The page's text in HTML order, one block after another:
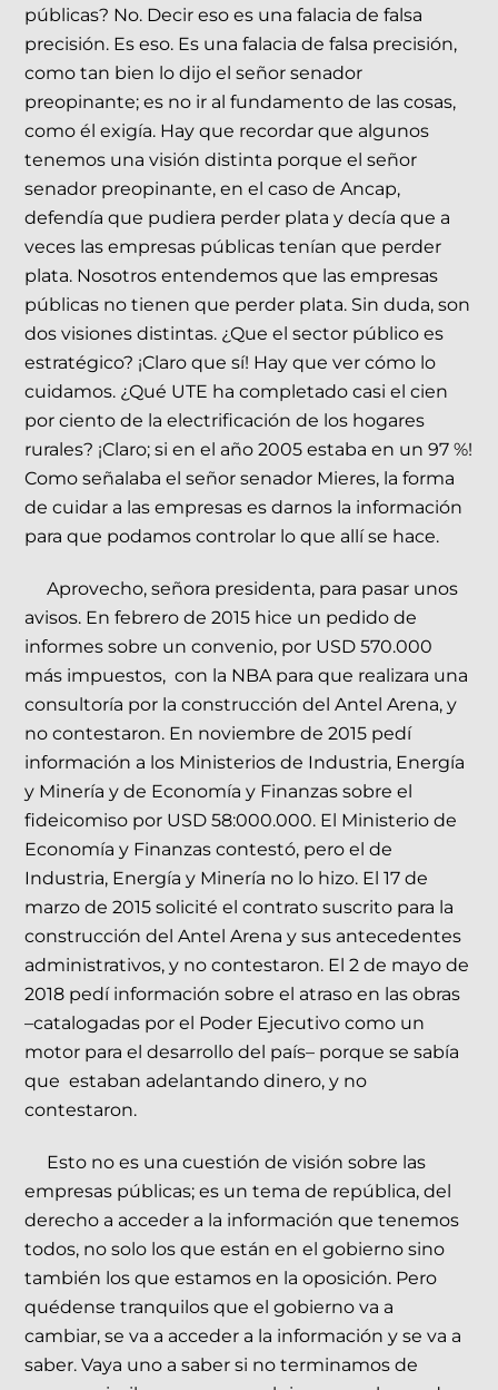
públicas? No. Decir eso es una falacia de falsa
precisión. Es eso. Es una falacia de falsa precisión,
como tan bien lo dijo el señor senador
preopinante; es no ir al fundamento de las cosas,
como él exigía. Hay que recordar que algunos
tenemos una visión distinta porque el señor
senador preopinante, en el caso de Ancap,
defendía que pudiera perder plata y decía que a
veces las empresas públicas tenían que perder
plata. Nosotros entendemos que las empresas
públicas no tienen que perder plata. Sin duda, son
dos visiones distintas. ¿Que el sector público es
estratégico? ¡Claro que sí! Hay que ver cómo lo
cuidamos. ¿Qué UTE ha completado casi el cien
por ciento de la electrificación de los hogares
rurales? ¡Claro; si en el año 2005 estaba en un 97 %!
Como señalaba el señor senador Mieres, la forma
de cuidar a las empresas es darnos la información
para que podamos controlar lo que allí se hace.
Aprovecho, señora presidenta, para pasar unos
avisos. En febrero de 2015 hice un pedido de
informes sobre un convenio, por USD 570.000
más impuestos, con la NBA para que realizara una
consultoría por la construcción del Antel Arena, y
no contestaron. En noviembre de 2015 pedí
información a los Ministerios de Industria, Energía
y Minería y de Economía y Finanzas sobre el
fideicomiso por USD 58:000.000. El Ministerio de
Economía y Finanzas contestó, pero el de
Industria, Energía y Minería no lo hizo. El 17 de
marzo de 2015 solicité el contrato suscrito para la
construcción del Antel Arena y sus antecedentes
administrativos, y no contestaron. El 2 de mayo de
2018 pedí información sobre el atraso en las obras
–catalogadas por el Poder Ejecutivo como un
motor para el desarrollo del país– porque se sabía
que estaban adelantando dinero, y no
contestaron.
Esto no es una cuestión de visión sobre las
empresas públicas; es un tema de república, del
derecho a acceder a la información que tenemos
todos, no solo los que están en el gobierno sino
también los que estamos en la oposición. Pero
quédense tranquilos que el gobierno va a
cambiar, se va a acceder a la información y se va a
saber. Vaya uno a saber si no terminamos de